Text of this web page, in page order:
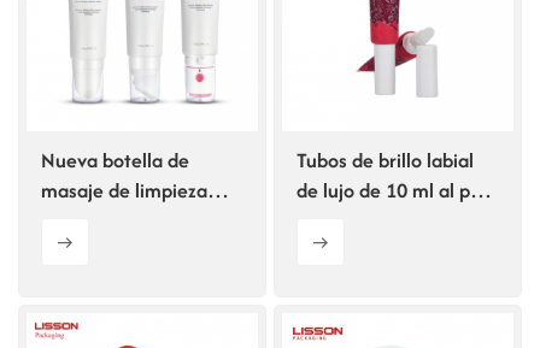
Nueva botella de
masaje de limpieza
rodillo.
Tubos de brillo labial
de lujo de 10 ml al por